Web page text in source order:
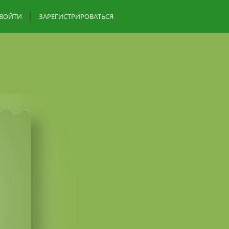
ЗАРЕГИСТРИРОВАТЬСЯ